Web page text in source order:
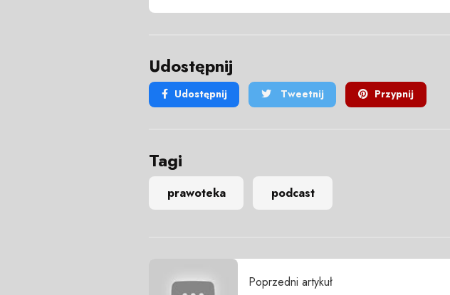
Udostępnij
Udostępnij Tweetnij Przypnij
Tagi
prawoteka podcast
Poprzedni artykuł